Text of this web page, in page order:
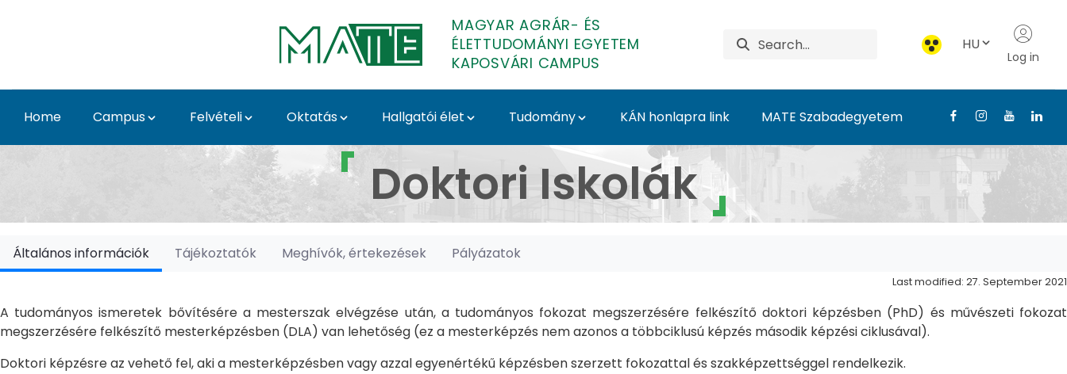
MAGYAR AGRÁR- ÉS
ÉLETTUDOMÁNYI EGYETEM
KAPOSVÁRI CAMPUS
HU
Log in
Home Campus Felvételi Oktatás Hallgatói élet Tudomány KÁN honlapra link MATE Szabadegyetem
Doktori Iskolák - Kaposvári Campus
Doktori Iskolák
Általános információk Tájékoztatók Meghívók, értekezések Pályázatok
Last modified: 27. September 2021
A tudományos ismeretek bővítésére a mesterszak elvégzése után, a tudományos fokozat megszerzésére felkészítő doktori képzésben (PhD) és művészeti fokozat
megszerzésére felkészítő mesterképzésben (DLA) van lehetőség (ez a mesterképzés nem azonos a többciklusú képzés második képzési ciklusával).
Doktori képzésre az vehető fel, aki a mesterképzésben vagy azzal egyenértékű képzésben szerzett fokozattal és szakképzettséggel rendelkezik.